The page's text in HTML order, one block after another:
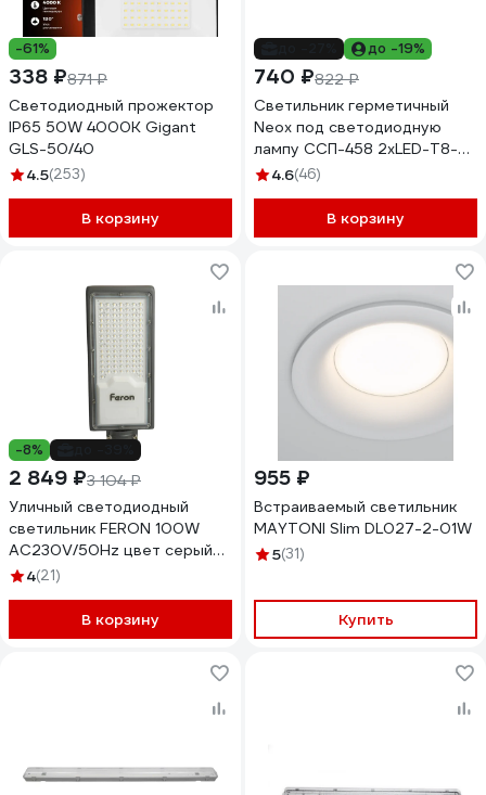
-61%
338 ₽871 ₽
Светодиодный прожектор
IP65 50W 4000K Gigant
GLS-50/40
4.5(253)
В корзину
до -19%
740 ₽822 ₽
Светильник герметичный
Neox под светодиодную
лампу ССП-458 2xLED-Т8-
1200 G13 IP65 1276x86x55мм
4.6(46)
В корзину
-8%
2 849 ₽3 104 ₽
Уличный светодиодный
светильник FERON 100W
AC230V/50Hz цвет серый
IP65, SP3033 32578
4(21)
В корзину
955 ₽
Встраиваемый светильник
MAYTONI Slim DL027-2-01W
5(31)
Купить